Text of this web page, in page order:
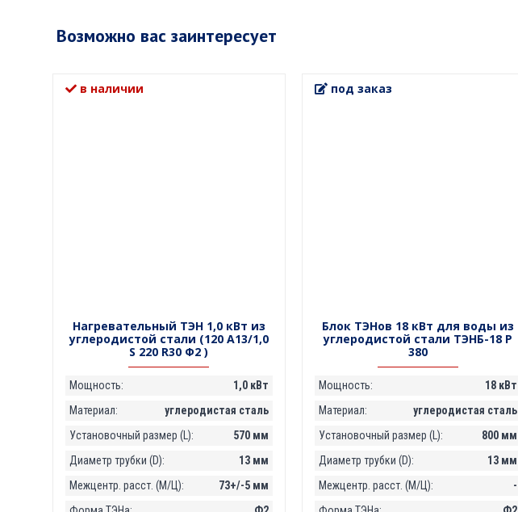
Возможно вас заинтересует
в наличии
Нагревательный ТЭН 1,0 кВт из
углеродистой стали (120 А13/1,0
S 220 R30 Ф2 )
Мощность:
1,0 кВт
Материал:
углеродистая сталь
Установочный размер (L):
570 мм
Диаметр трубки (D):
13 мм
Межцентр. расст. (М/Ц):
73+/-5 мм
под заказ
Блок ТЭНов 18 кВт для воды из
углеродистой стали ТЭНБ-18 Р
380
Мощность:
18 кВт
Материал:
углеродистая сталь
Установочный размер (L):
800 мм
Диаметр трубки (D):
13 мм
Межцентр. расст. (М/Ц):
-